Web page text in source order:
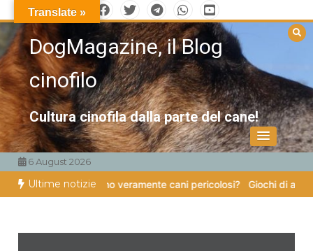
al
contenutoDogMagazine, il Blog
cinofilo
Cultura cinofila dalla parte del cane!
6 August 2026
Ultime notizie
zampe Esistono veramente cani pericolosi? Giochi di
Translate »